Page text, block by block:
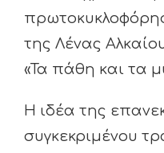
της Λένας
«Τα πάθη και τα
Η ιδέα της
συγκεκριμένου